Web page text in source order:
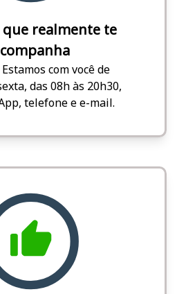
realmente te
com você de
das 08h às 20h30,
telefone e e-mail.